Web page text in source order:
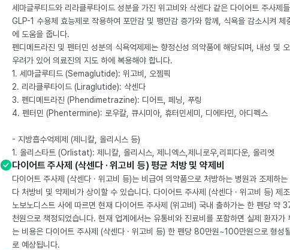
세마글루티드와 리라클루타이드 성분을 가진 위고비와 삭센다 같은 다이어트 주사제
GLP-1 수용체 효능제로 작용하여 포만감 및 팽만감 증가와 함께, 식욕을 감소시켜 체
에 도움을 줍니다.
펜디메트라진 및 펜터민 성분의 식욕억제제는 향정신성 의약품에 해당되며, 내성 및 오
우려가 있어 의료진의 지도 하에 복용해야 합니다.
1. 세마글루티드 (Semaglutide): 위고비, 오젬픽
2. 리라클루타이드 (Liraglutide): 삭센다
3. 펜디메트라진 (Phendimetrazine): 디어트, 페닝, 푸링
4. 펜터민 (Phentermine): 로우칼, 큐시미아, 휴터민세미, 디에타민, 아디펙스
- 지방흡수억제제 (제니칼, 올리시스 등)
1. 올리스타트 (Orlistat): 제니칼, 올리시스, 제니엑스,제니로우,리피다운, 올리엣
다이어트 주사제 (삭센다 · 위고비 등) 평균 처방 및 약제비
다이어트 주사제 (삭센다 · 위고비 등)는 비급여 의약품으로 처방하는 병원과 조제하는
다 처방비 및 약제비가 상이할 수 있습니다. 다이어트 주사제 (삭센다 · 위고비 등) 제
노보노디스트 사에 따르면 현재 다이어트 주사제 (위고비) 국내 출하가는 한 펜당 약
천원으로 책정되었습니다. 현재 업계에서는 유통비와 진료비를 포함하면 실제 환자가
는 비용은 다이어트 주사제 (삭센다 · 위고비 등) 한 펜당 80만원~100만원으로 형성
로 예상됩니다.